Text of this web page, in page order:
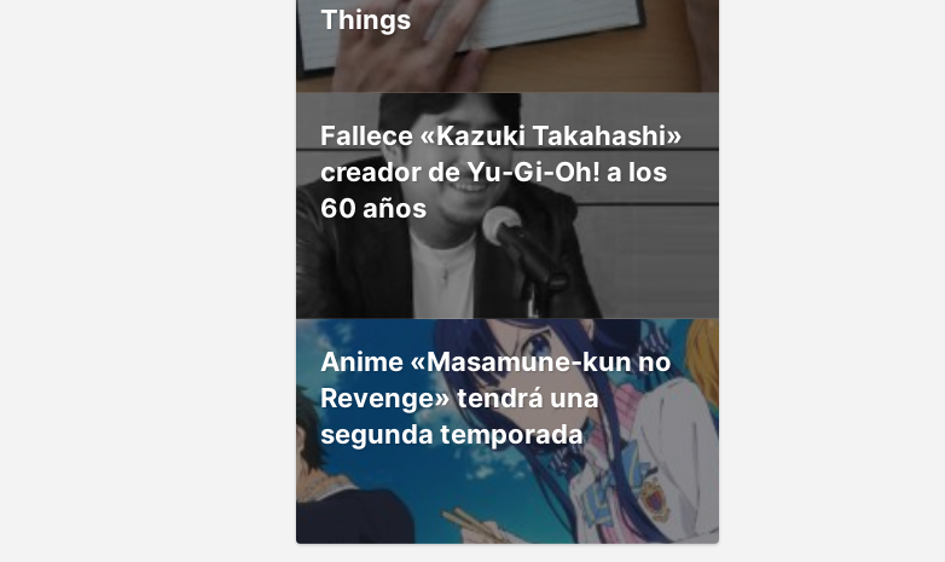
Things
Fallece «Kazuki Takahashi»
creador de Yu-Gi-Oh! a los
60 años
Anime «Masamune-kun no
Revenge» tendrá una
segunda temporada